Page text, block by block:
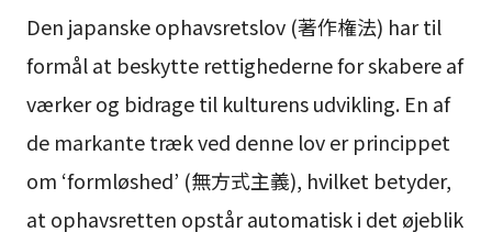
Den japanske ophavsretslov (著作権法) har til
formål at beskytte rettighederne for skabere af
værker og bidrage til kulturens udvikling. En af
de markante træk ved denne lov er princippet
om ‘formløshed’ (無方式主義), hvilket betyder,
at ophavsretten opstår automatisk i det øjeblik